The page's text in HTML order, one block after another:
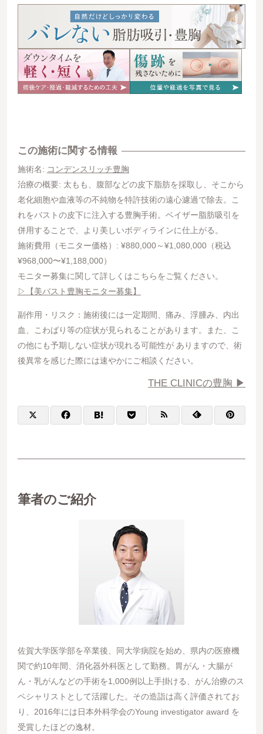
この施術に関する情報
施術名: コンデンスリッチ豊胸
治療の概要: 太もも、腹部などの皮下脂肪を採取し、そこから
老化細胞や血液等の不純物を特許技術の遠心濾過で除去。こ
れをバストの皮下に注入する豊胸手術。ベイザー脂肪吸引を
併用することで、より美しいボディラインに仕上がる。
施術費用（モニター価格）: ¥880,000～¥1,080,000（税込
¥968,000〜¥1,188,000）
モニター募集に関して詳しくはこちらをご覧ください。
▷【美バスト豊胸モニター募集】
副作用・リスク：施術後には一定期間、痛み、浮腫み、内出
血、こわばり等の症状が見られることがあります。また、こ
の他にも予期しない症状が現れる可能性が ありますので、術
後異常を感じた際には速やかにご相談ください。
THE CLINICの豊胸 ▶︎
筆者のご紹介
佐賀大学医学部を卒業後、同大学病院を始め、県内の医療機
関で約10年間、消化器外科医として勤務。胃がん・大腸が
ん・乳がんなどの手術を1,000例以上手掛ける、がん治療のス
ペシャリストとして活躍した。その造詣は高く評価されてお
り、2016年には日本外科学会のYoung investigator award を
受賞したほどの逸材。